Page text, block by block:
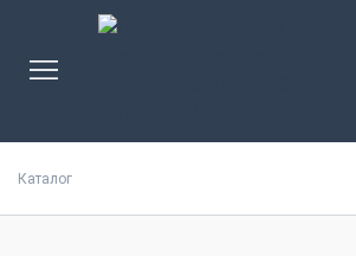
Каталог